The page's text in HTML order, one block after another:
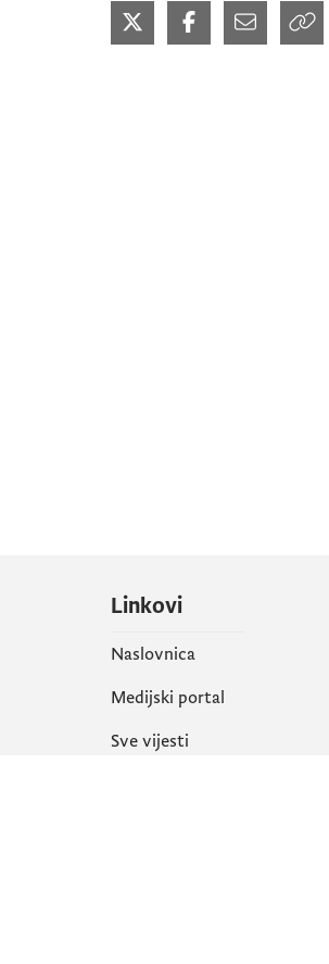
Linkovi
Naslovnica
Medijski portal
Sve vijesti